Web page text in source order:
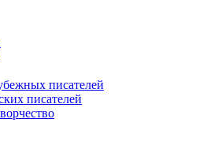
писателей
писателей